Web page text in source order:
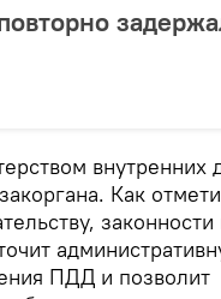
внутренних
Как
ПДД и позволит